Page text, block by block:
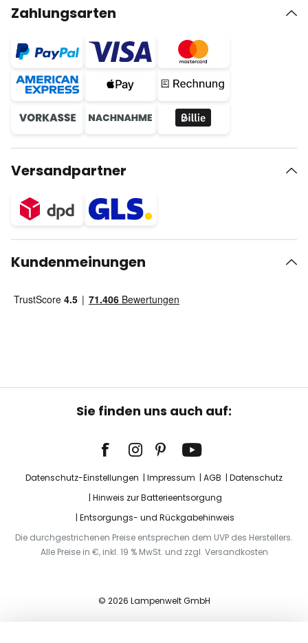
Zahlungsarten
Versandpartner
Kundenmeinungen
Sie finden uns auch auf:
Datenschutz-Einstellungen Impressum AGB
Datenschutz
Hinweis zur Batterieentsorgung
Entsorgungs- und Rückgabehinweis
Die durchgestrichenen Preise entsprechen dem UVP des Herstellers.
Alle Preise in €, inkl. 19 % MwSt. und zzgl. Versandkosten
© 2026 Lampenwelt GmbH